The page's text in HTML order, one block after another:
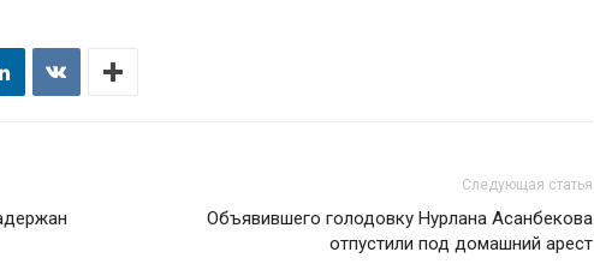
Следующая статья
Объявившего голодовку Нурлана Асанбекова
отпустили под домашний арест